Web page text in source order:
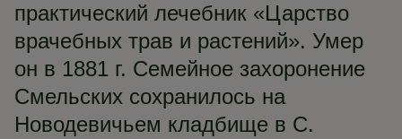
практический лечебник «Царство
врачебных трав и растений». Умер
он в 1881 г. Семейное захоронение
Смельских сохранилось на
Новодевичьем кладбище в С.